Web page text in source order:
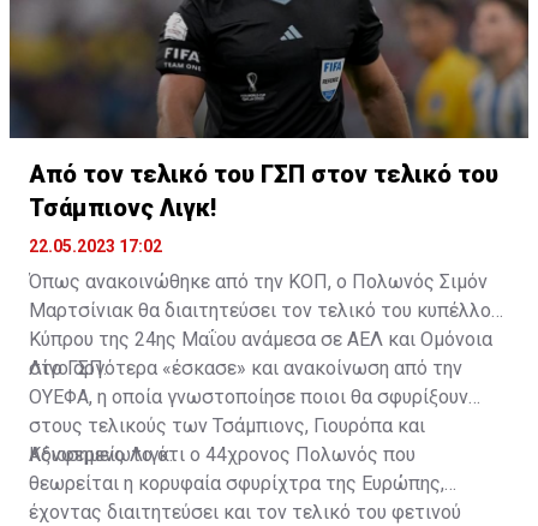
Από τον τελικό του ΓΣΠ στον τελικό του
Τσάμπιονς Λιγκ!
22.05.2023 17:02
Όπως ανακοινώθηκε από την ΚΟΠ, ο Πολωνός Σιμόν
Μαρτσίνιακ θα διαιτητεύσει τον τελικό του κυπέλλου
Κύπρου της 24ης Μαΐου ανάμεσα σε ΑΕΛ και Ομόνοια
στο ΓΣΠ.
Λίγο αργότερα «έσκασε» και ανακοίνωση από την
ΟΥΕΦΑ, η οποία γνωστοποίησε ποιοι θα σφυρίξουν
στους τελικούς των Τσάμπιονς, Γιουρόπα και
Κόνφερενς Λιγκ.
Αξιοσημείωτο ότι ο 44χρονος Πολωνός που
θεωρείται η κορυφαία σφυρίχτρα της Ευρώπης,
έχοντας διαιτητεύσει και τον τελικό του φετινού